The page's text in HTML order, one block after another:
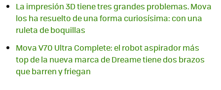
La impresión 3D tiene tres grandes problemas. Mova
los ha resuelto de una forma curiosísima: con una
ruleta de boquillas
Mova V70 Ultra Complete: el robot aspirador más
top de la nueva marca de Dreame tiene dos brazos
que barren y friegan